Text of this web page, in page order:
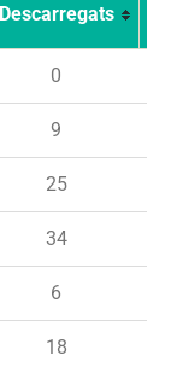
Descarregats
0
9
25
34
6
18